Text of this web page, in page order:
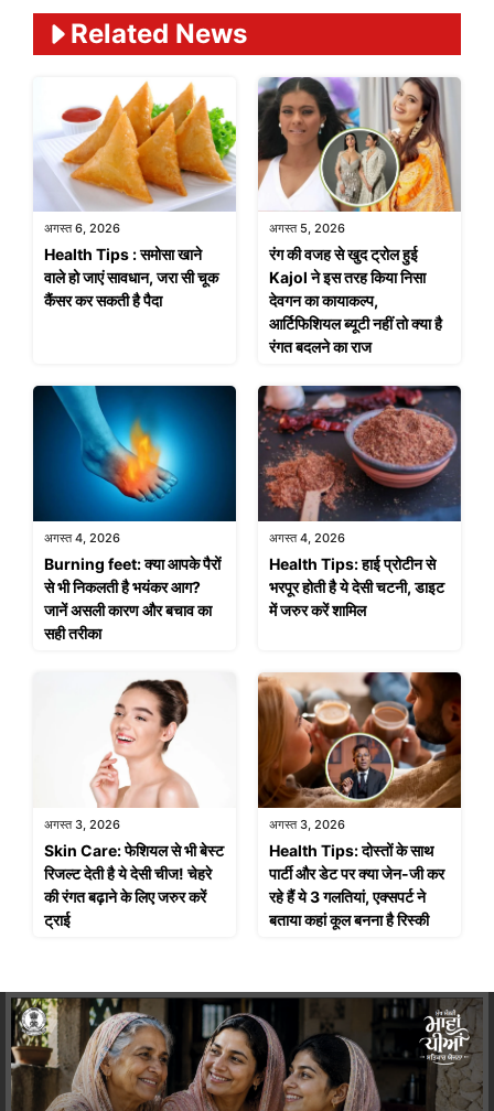
Related News
अगस्त 6, 2026
Health Tips : समोसा खाने
वाले हो जाएं सावधान, जरा सी चूक
कैंसर कर सकती है पैदा
अगस्त 5, 2026
रंग की वजह से खुद ट्रोल हुई
Kajol ने इस तरह किया निसा
देवगन का कायाकल्प,
आर्टिफिशियल ब्यूटी नहीं तो क्या है
रंगत बदलने का राज
अगस्त 4, 2026
Burning feet: क्या आपके पैरों
से भी निकलती है भयंकर आग?
जानें असली कारण और बचाव का
सही तरीका
अगस्त 4, 2026
Health Tips: हाई प्रोटीन से
भरपूर होती है ये देसी चटनी, डाइट
में जरुर करें शामिल
अगस्त 3, 2026
Skin Care: फेशियल से भी बेस्ट
रिजल्ट देती है ये देसी चीज! चेहरे
की रंगत बढ़ाने के लिए जरुर करें
ट्राई
अगस्त 3, 2026
Health Tips: दोस्तों के साथ
पार्टी और डेट पर क्या जेन-जी कर
रहे हैं ये 3 गलतियां, एक्सपर्ट ने
बताया कहां कूल बनना है रिस्की